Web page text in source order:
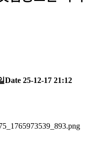
Date 25-12-17 21:12